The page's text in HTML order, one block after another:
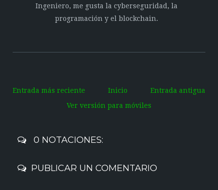
Ingeniero, me gusta la cyberseguridad, la
programación y el blockchain.
Entrada más reciente Entrada antigua
Inicio
Ver versión para móviles
0 NOTACIONES:
PUBLICAR UN COMENTARIO